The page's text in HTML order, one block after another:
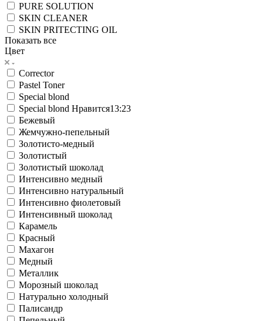
PURE SOLUTION
SKIN CLEANER
SKIN PRITECTING OIL
Показать все
Цвет
Corrector
Pastel Toner
Special blond
Special blond Нравится13:23
Бежевый
Жемчужно-пепельный
Золотисто-медный
Золотистый
Золотистый шоколад
Интенсивно медный
Интенсивно натуральный
Интенсивно фиолетовый
Интенсивный шоколад
Карамель
Красный
Махагон
Медный
Металлик
Морозный шоколад
Натурально холодный
Палисандр